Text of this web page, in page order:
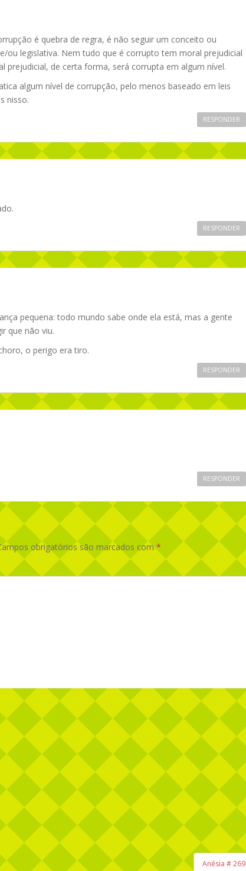
é quebra de regra, é não seguir um conceito ou
ou legislativa. Nem tudo que é corrupto tem moral prejudicial
prejudicial, de certa forma, será corrupta em algum nível.
algum nível de corrupção, pelo menos baseado em leis
nisso.
RESPONDER
RESPONDER
pequena: todo mundo sabe onde ela está, mas a gente
que não viu.
o perigo era tiro.
RESPONDER
RESPONDER
obrigatórios são marcados com*
Anésia # 269